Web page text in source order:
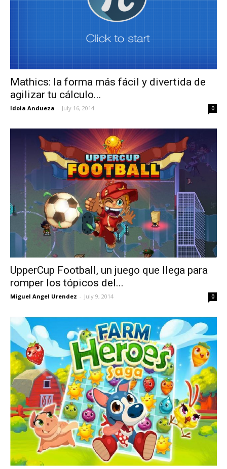
Mathics: la forma más fácil y divertida de
agilizar tu cálculo...
Idoia Andueza - July 16, 2014 0
UpperCup Football, un juego que llega para
romper los tópicos del...
Miguel Angel Urendez - July 9, 2014 0